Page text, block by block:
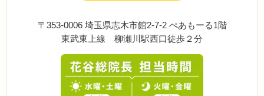
〒353-0006 埼玉県志木市館2-7-2 ぺあもーる1階
東武東上線 柳瀬川駅西口徒歩２分